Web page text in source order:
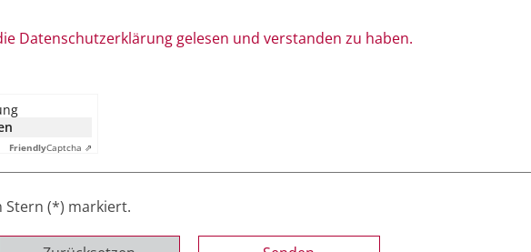
Datenschutzerklärung gelesen und verstanden zu haben.
FriendlyCaptcha ⇗
Stern (*) markiert.